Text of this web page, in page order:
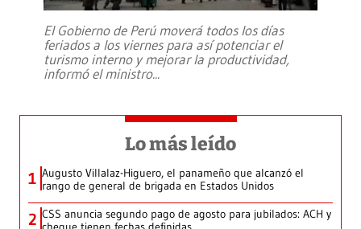
El Gobierno de Perú moverá todos los días
feriados a los viernes para así potenciar el
turismo interno y mejorar la productividad,
informó el ministro...
Lo más leído
1 Augusto Villalaz-Higuero, el panameño que alcanzó el
rango de general de brigada en Estados Unidos
2 CSS anuncia segundo pago de agosto para jubilados: ACH y